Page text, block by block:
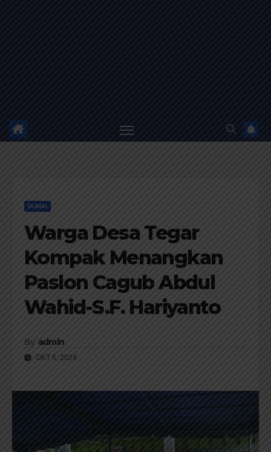
DUMAI
Warga Desa Tegar
Kompak Menangkan
Paslon Cagub Abdul
Wahid-S.F. Hariyanto
By admin
OKT 5, 2024